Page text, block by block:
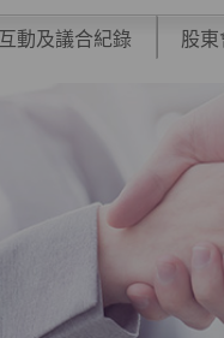
互動及議合紀錄 股東